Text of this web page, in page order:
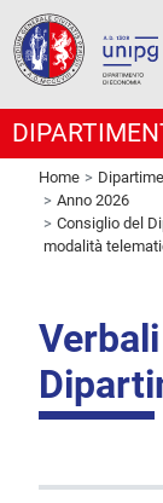
Home
Anno 2026
Consiglio del
modalità